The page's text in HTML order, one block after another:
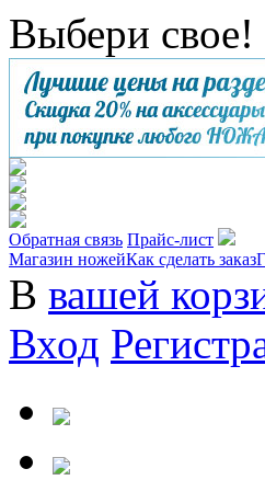
Выбери свое!
Обратная связь Прайс-лист
Магазин ножейКак сделать заказ
В вашей
Вход